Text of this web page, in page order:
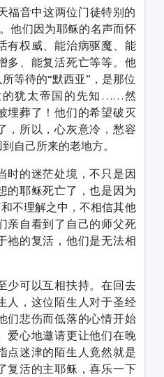
福音中这两位门徒特别的
他们因为耶稣的名声而怀
有权威、能治病驱魔、能
多、能复活死亡等等。他
等待的“默西亚”，是那位
的犹太帝国的先知……然
埋葬了！他们的希望破灭
，所以，心灰意冷，愁容
自己所来的老地方。
时的迷茫处境，不只是因
的耶稣死亡了，也是因为
不理解之中，不相信其他
亲自看到了自己的师父死
祂的复活，他们是无法相
少可以互相扶持。在回去
人，这位陌生人对于圣经
们悲伤而低落的心情开始
爱心地邀请更让他们在晚
点迷津的陌生人竟然就是
复活的主耶稣，喜乐一下